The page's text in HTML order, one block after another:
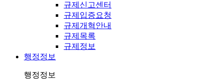
규제신고센터
규제입증요청
규제개혁안내
규제목록
규제정보
행정정보
행정정보